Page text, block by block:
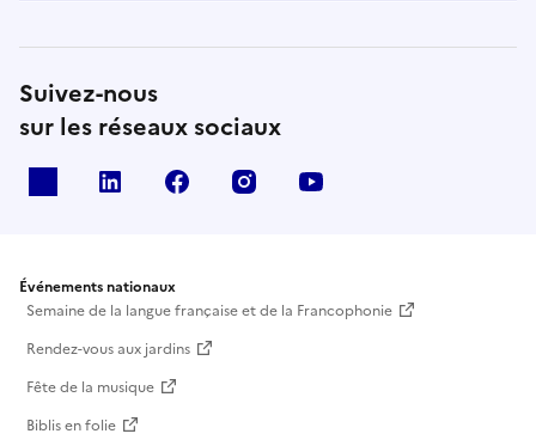
Suivez-nous
sur les réseaux sociaux
Linkedin Facebook Instagram
Événements nationaux
Semaine de la langue française et de la Francophonie
Rendez-vous aux jardins
Fête de la musique
Biblis en folie